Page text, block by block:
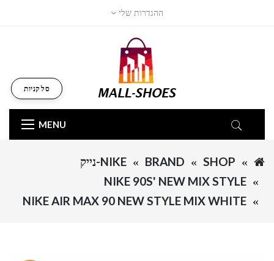
ההגדרות שלי
MENU
סל קניות
SHOP
BRAND
NIKE-נייק
NIKE 90S' NEW MIX STYLE
NIKE AIR MAX 90 NEW STYLE MIX WHITE